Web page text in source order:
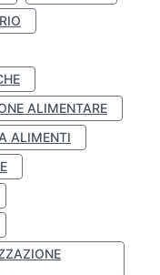
ALIMENTARE
ALIMENTI